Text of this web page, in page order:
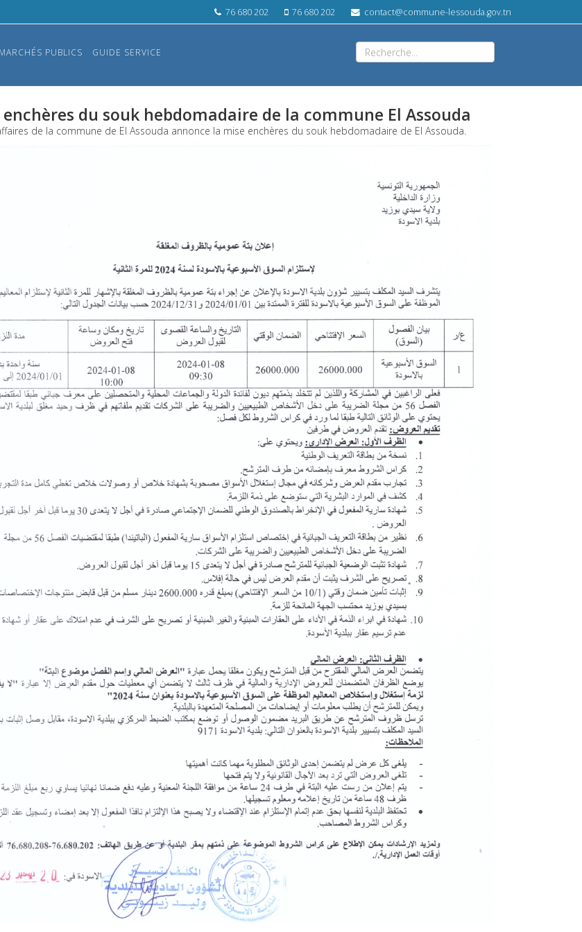
76 680 202 76 680 202 contact@commune-lessouda.gov.tn
MARCHÉS PUBLICS GUIDE SERVICE
enchères du souk hebdomadaire de la commune El Assouda
de la commune de El Assouda annonce la mise enchères du souk hebdomadaire de El Assouda.